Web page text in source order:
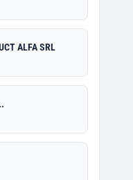
ALFA SRL